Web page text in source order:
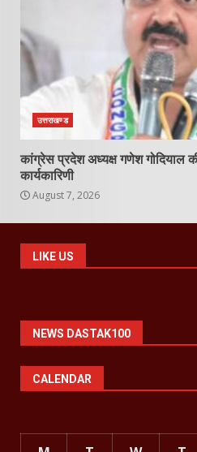
उत्तराखण्ड
कांग्रेस प्रदेश अध्यक्ष गणेश गोदियाल
कार्यकारिणी
August 7, 2026
LIKE US
NEWS DASTAK100
CALENDAR